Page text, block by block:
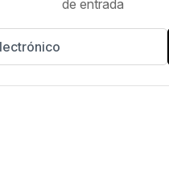
de entrada